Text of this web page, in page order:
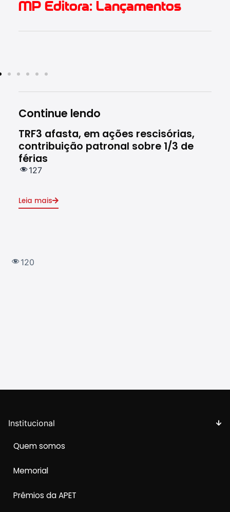
MP Editora: Lançamentos
Continue lendo
TRF3 afasta, em ações rescisórias,
contribuição patronal sobre 1/3 de
férias
127
Leia mais
120
Institucional
Quem somos
Memorial
Prêmios da APET